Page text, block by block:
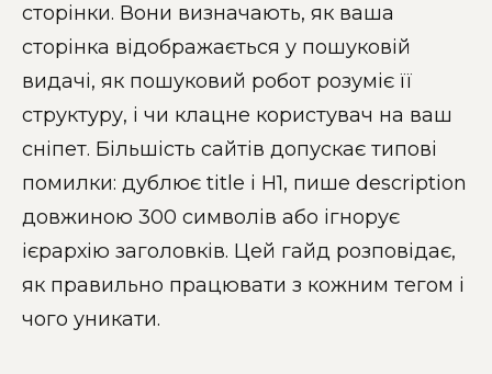
сторінки. Вони визначають, як ваша
сторінка відображається у пошуковій
видачі, як пошуковий робот розуміє її
структуру, і чи клацне користувач на ваш
сніпет. Більшість сайтів допускає типові
помилки: дублює title і H1, пише description
довжиною 300 символів або ігнорує
ієрархію заголовків. Цей гайд розповідає,
як правильно працювати з кожним тегом і
чого уникати.